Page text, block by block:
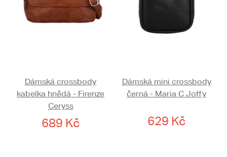
Dámská crossbody
kabelka hnědá - Firenze
Ceryss
689 Kč
Dámská mini crossbody
černá - Maria C Joffy
629 Kč